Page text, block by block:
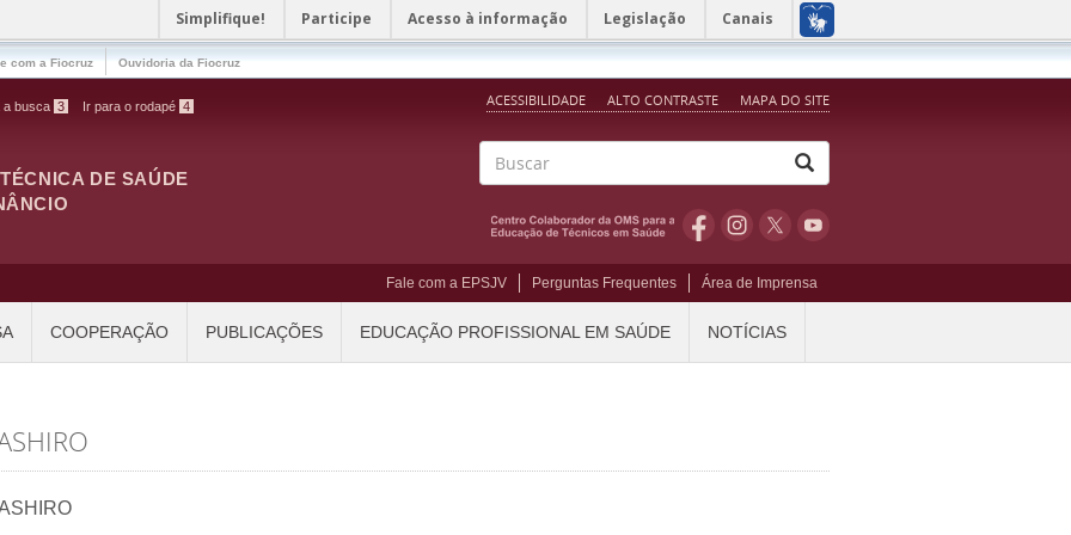
Simplifique! Participe Acesso à informação Legislação Canais
com a Fiocruz Ouvidoria da Fiocruz
a busca 3 Ir para o rodapé 4 ACESSIBILIDADE ALTO CONTRASTE MAPA DO SITE
DE SAÚDE
Fale com a EPSJV Perguntas Frequentes Área de Imprensa
COOPERAÇÃO PUBLICAÇÕES EDUCAÇÃO PROFISSIONAL EM SAÚDE NOTÍCIAS